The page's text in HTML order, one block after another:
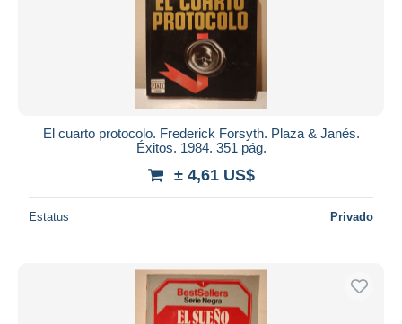
El cuarto protocolo. Frederick Forsyth. Plaza & Janés.
Éxitos. 1984. 351 pág.
± 4,61 US$
Estatus Privado